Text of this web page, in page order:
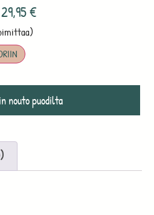
29,95€
nouto puodilta